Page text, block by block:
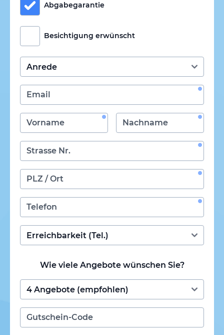
Abgabegarantie
Besichtigung erwünscht
Wie viele Angebote wünschen Sie?